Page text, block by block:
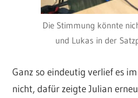
Die Stimmung könnte
und Lukas in der
Ganz so eindeutig verlief es
nicht, dafür zeigte Julian